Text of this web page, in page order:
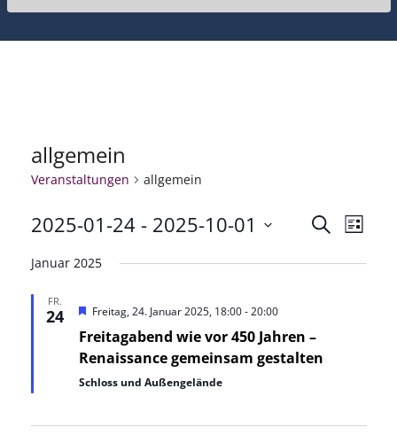
allgemein
Veranstaltungen allgemein
Suche
SucheListe
2025-01-24 - 2025-10-01
wählen.
Januar 2025
FR.
24 Hervorgehoben
Freitag, 24. Januar 2025, 18:00-20:00
Freitagabend wie vor 450 Jahren –
Renaissance gemeinsam gestalten
Schloss und Außengelände